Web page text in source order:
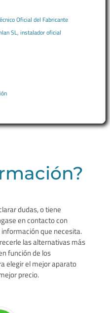
Oficial del Fabricante
SL, instalador oficial
dudas, o tiene
en contacto con
que necesita.
las alternativas más
función de los
elegir el mejor aparato
precio.